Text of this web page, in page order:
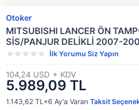
Otoker
MITSUBISHI LANCER ÖN
SİS/PANJUR DELİKLİ 2007-
İlk Yorumu Siz Yapın
5.989,09 TL
104,24 USD + KDV
1.143,62 TL×6 Ay'a Varan Taksit